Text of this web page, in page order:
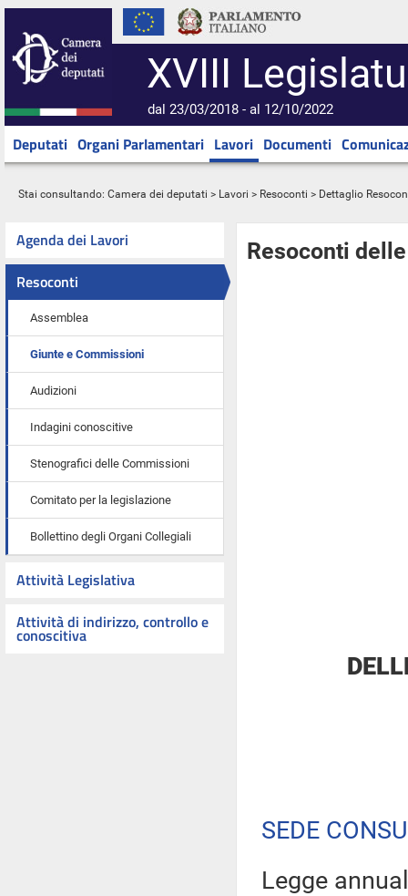
XVIII
dal 23/03/2018 - al 12/10/2022
Deputati Organi Parlamentari Lavori Documenti
Stai consultando: Camera dei deputati > Lavori > Resoconti > Dettaglio
Agenda dei Lavori
Resoconti
Assemblea
Giunte e Commissioni
Audizioni
Indagini conoscitive
Stenografici delle Commissioni
Comitato per la legislazione
Bollettino degli Organi Collegiali
Attività Legislativa
Attività di indirizzo, controllo e
conoscitiva
Resoconti
SEDE
Legge